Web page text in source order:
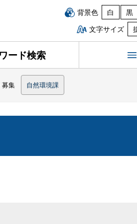
背景色 白 黒
文字サイズ
ード検索
募集 自然環境課